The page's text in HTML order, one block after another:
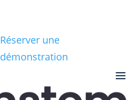
Réserver une
démonstration